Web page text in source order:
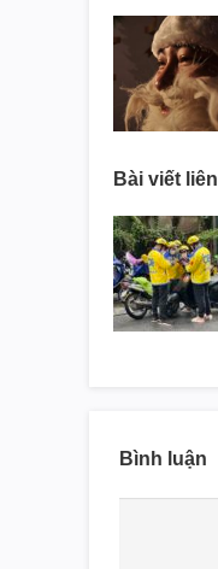
Bài viết
Bình luận